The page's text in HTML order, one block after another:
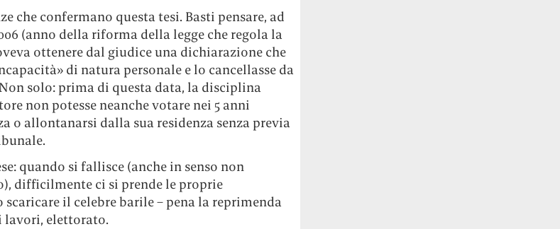
che confermano questa tesi. Basti pensare, ad
(anno della riforma della legge che regola la
ottenere dal giudice una dichiarazione che
di natura personale e lo cancellasse da
solo: prima di questa data, la disciplina
non potesse neanche votare nei 5 anni
o allontanarsi dalla sua residenza senza previa
quando si fallisce (anche in senso non
difficilmente ci si prende le proprie
il celebre barile – pena la reprimenda
lavori, elettorato.